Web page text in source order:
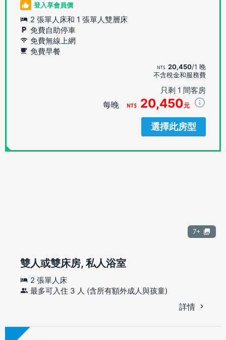
登入享會員價
2 張單人床和 1 張單人雙層床
免費自助停車
免費無線上網
免費早餐
20,450/1 晚
不含稅金和服務費
只剩 1 間客房
每晚 20,450元
選擇此房型
7+
雙人或雙床房, 私人浴室
2 張單人床
最多可入住 3 人 (含所有額外成人與孩童)
詳情